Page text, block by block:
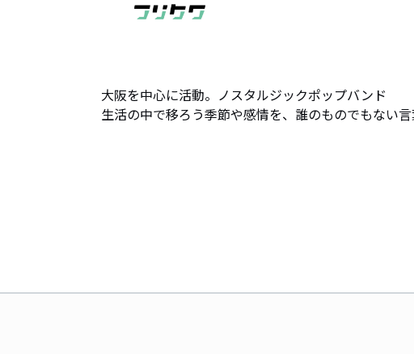
​大阪を中心に活動。​​ノスタルジックポップバンド
生活の中で移ろう季節や感情を、誰のものでもない